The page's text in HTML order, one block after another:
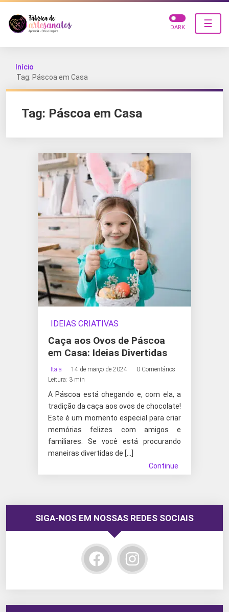
☰
DARK
Início
Tag: Páscoa em Casa
Tag: Páscoa em Casa
IDEIAS CRIATIVAS
Caça aos Ovos de Páscoa
em Casa: Ideias Divertidas
Itala 14 de março de 2024
0 Comentários
Leitura: 3 min
A Páscoa está chegando e, com ela, a
tradição da caça aos ovos de chocolate!
Este é um momento especial para criar
memórias felizes com amigos e
familiares. Se você está procurando
maneiras divertidas de […]
Continue
SIGA-NOS EM NOSSAS REDES SOCIAIS